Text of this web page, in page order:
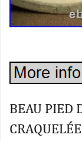
BEAU PIED